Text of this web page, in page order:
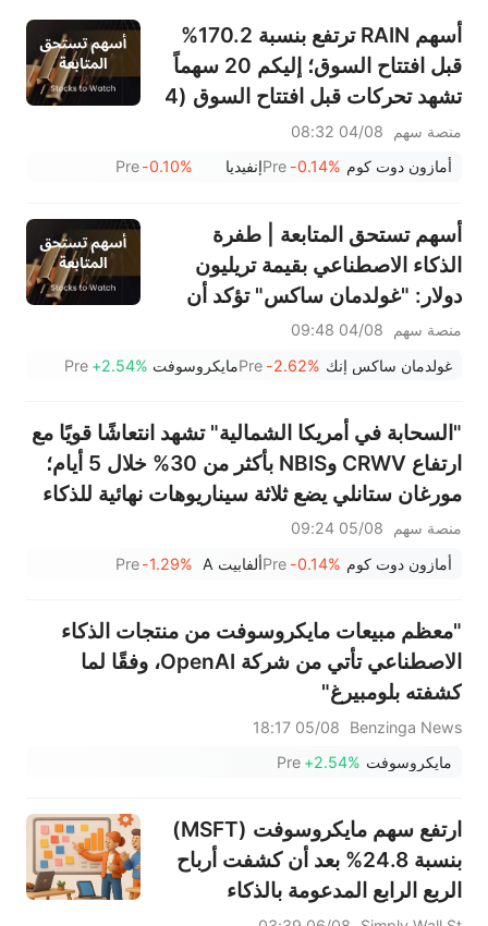
أسهم RAIN ترتفع بنسبة 170.2%
قبل افتتاح السوق؛ إليكم 20 سهماً
تشهد تحركات قبل افتتاح السوق (4
أغسطس)
منصة سهم
04/08 08:32
أمازون دوت كوم -0.14%
Preإنفيديا -0.10%
Pre
أسهم تستحق المتابعة | طفرة
الذكاء الاصطناعي بقيمة تريليون
دولار: "غولدمان ساكس" تؤكد أن
دورة الإنفاق لم تنتهِ بعد — وإليكم
الوجهات المحتملة لتدفق الأموال
منصة سهم
04/08 09:48
غولدمان ساكس إنك -2.62%
Preمايكروسوفت +2.54%
Pre
"السحابة في أمريكا الشمالية" تشهد انتعاشًا قويًا مع
ارتفاع CRWV وNBIS بأكثر من 30% خلال 5 أيام؛
مورغان ستانلي يضع ثلاثة سيناريوهات نهائية للذكاء
الاصطناعي — من سيكون الفائز الأكبر؟
منصة سهم
05/08 09:24
أمازون دوت كوم -0.14%
Preألفابيت A -1.29%
Pre
"معظم مبيعات مايكروسوفت من منتجات الذكاء
الاصطناعي تأتي من شركة OpenAI، وفقًا لما
كشفته بلومبيرغ"
Benzinga News
05/08 18:17
مايكروسوفت +2.54%
Pre
ارتفع سهم مايكروسوفت (MSFT)
بنسبة 24.8% بعد أن كشفت أرباح
الربع الرابع المدعومة بالذكاء